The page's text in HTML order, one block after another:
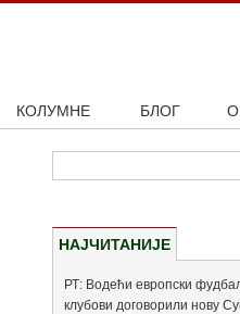
КОЛУМНЕ БЛОГ
НАЈЧИТАНИЈЕ
РТ: Водећи европски
клубови договорили нову